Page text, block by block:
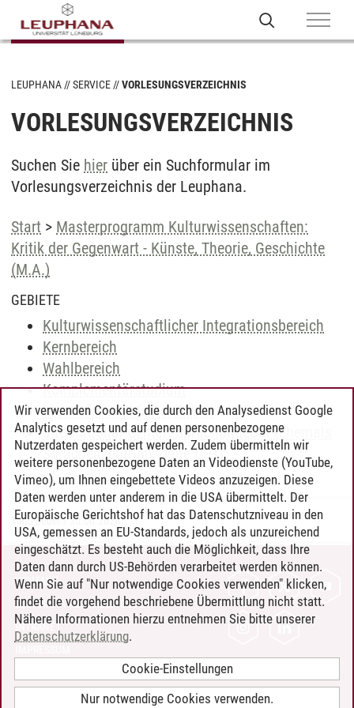
LEUPHANA SERVICE VORLESUNGSVERZEICHNIS
VORLESUNGSVERZEICHNIS
Suchen Sie hier über ein Suchformular im
Vorlesungsverzeichnis der Leuphana.
Start > Masterprogramm Kulturwissenschaften:
Kritik der Gegenwart - Künste, Theorie, Geschichte
(M.A.)
GEBIETE
Kulturwissenschaftlicher Integrationsbereich
Kernbereich
Wahlbereich
Komplementärstudium
Masterforum/Master-Arbeit
International Center: Sprachangebot (ehemals
Sprachenzentrum; ohne CPs)
Timo Leder/30.06.2024
KONTAKT
LEUPHANA ALS ARBEITGEBER
INTRANET
BARRIEREFREIHEIT
Wir verwenden Cookies, die durch den Analysedienst Google
Analytics gesetzt und auf denen personenbezogene
Nutzerdaten gespeichert werden. Zudem übermitteln wir
weitere personenbezogene Daten an Videodienste (YouTube,
Vimeo), um Ihnen eingebettete Videos anzuzeigen. Diese
Daten werden unter anderem in die USA übermittelt. Der
Europäische Gerichtshof hat das Datenschutzniveau in den
USA, gemessen an EU-Standards, jedoch als unzureichend
eingeschätzt. Es besteht auch die Möglichkeit, dass Ihre
Daten dann durch US-Behörden verarbeitet werden können.
Wenn Sie auf "Nur notwendige Cookies verwenden" klicken,
findet die vorgehend beschriebene Übermittlung nicht statt.
Nähere Informationen hierzu entnehmen Sie bitte unserer
Datenschutzerklärung.
Cookie-Einstellungen
Nur notwendige Cookies verwenden.